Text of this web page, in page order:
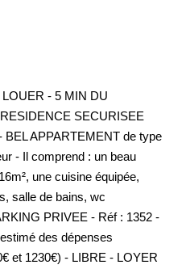
- 5 MIN DU
SECURISEE
APPARTEMENT de type
- Il comprend : un beau
une cuisine équipée,
salle de bains, wc
PRIVEE - Réf : 1352 -
des dépenses
et 1230€) - LIBRE - LOYER